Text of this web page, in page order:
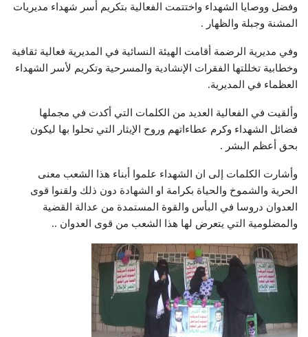
وفضل ووصايا الشهداء واختتمت الفعالية بتكريم أسر شهداء مديريات
المشنة وجبلة والظهار .
وفي مديرية الرضمة أقامت الهيئة النسائية في المديرية فعالية ثقافية
وخطابية تخللتها الفقرات الإنشادية والمسرحية وتكريم لأسر الشهداء
العظماء في المديرية.
وألقيت في الفعالية العديد من الكلمات التي أكدت في مجملها
فضائل الشهداء وكرم عطاءاتهم وروح الإيثار التي تحلوا بها ليكون
بحق أعظم البشر .
وأشارت الكلمات إلى ان الشهداء علموا أبناء هذا الشعب معنى
الحرية والشموخ والحياة بكرامة او الشهادة دون ذلك ولقنوا قوى
العدوان دروسا في البأس والقوة المستمدة من عدالة القضية
والمضلومية التي يتعرض لها هذا الشعب من قوى العدوان ..